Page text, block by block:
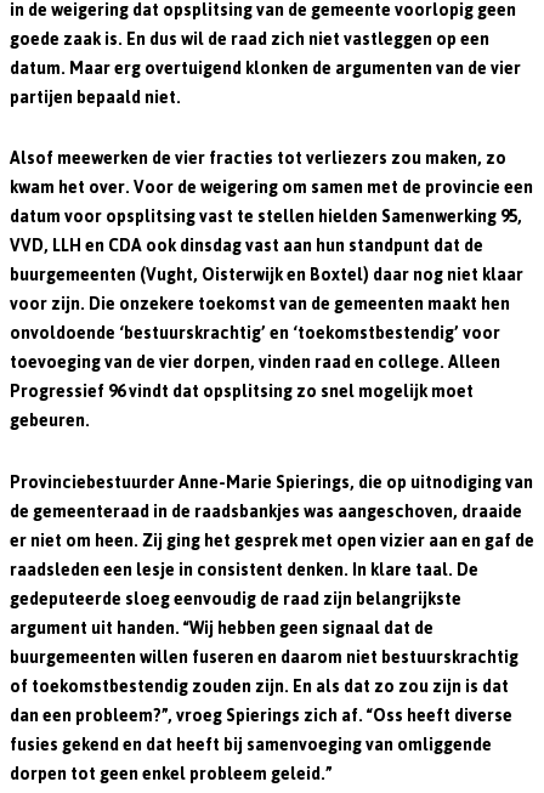
in de weigering dat opsplitsing van de gemeente voorlopig geen
goede zaak is. En dus wil de raad zich niet vastleggen op een
datum. Maar erg overtuigend klonken de argumenten van de vier
partijen bepaald niet.
Alsof meewerken de vier fracties tot verliezers zou maken, zo
kwam het over. Voor de weigering om samen met de provincie een
datum voor opsplitsing vast te stellen hielden Samenwerking 95,
VVD, LLH en CDA ook dinsdag vast aan hun standpunt dat de
buurgemeenten (Vught, Oisterwijk en Boxtel) daar nog niet klaar
voor zijn. Die onzekere toekomst van de gemeenten maakt hen
onvoldoende ‘bestuurskrachtig’ en ‘toekomstbestendig’ voor
toevoeging van de vier dorpen, vinden raad en college. Alleen
Progressief 96 vindt dat opsplitsing zo snel mogelijk moet
gebeuren.
Provinciebestuurder Anne-Marie Spierings, die op uitnodiging van
de gemeenteraad in de raadsbankjes was aangeschoven, draaide
er niet om heen. Zij ging het gesprek met open vizier aan en gaf de
raadsleden een lesje in consistent denken. In klare taal. De
gedeputeerde sloeg eenvoudig de raad zijn belangrijkste
argument uit handen. “Wij hebben geen signaal dat de
buurgemeenten willen fuseren en daarom niet bestuurskrachtig
of toekomstbestendig zouden zijn. En als dat zo zou zijn is dat
dan een probleem?”, vroeg Spierings zich af. “Oss heeft diverse
fusies gekend en dat heeft bij samenvoeging van omliggende
dorpen tot geen enkel probleem geleid.”